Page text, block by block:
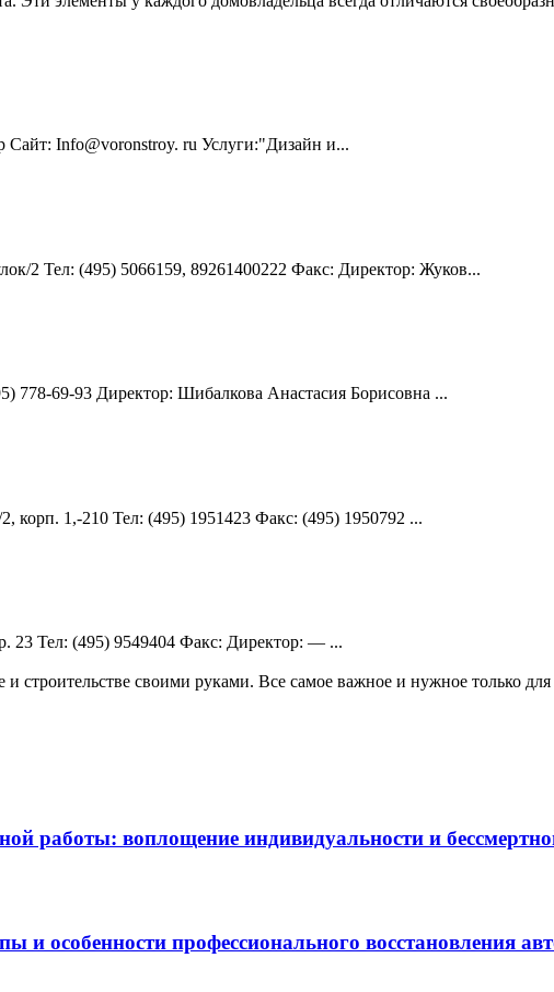
Info@voronstroy. ru Услуги:"Дизайн и...
2 Teл: (495) 5066159, 89261400222 Факс: Директор: Жуков...
778-69-93 Директор: Шибалкова Анастасия Борисовна ...
корп. 1,-210 Teл: (495) 1951423 Факс: (495) 1950792 ...
23 Teл: (495) 9549404 Факс: Директор: — ...
строительстве своими руками. Все самое важное и нужное только
работы: воплощение индивидуальности и
и особенности профессионального восстановления